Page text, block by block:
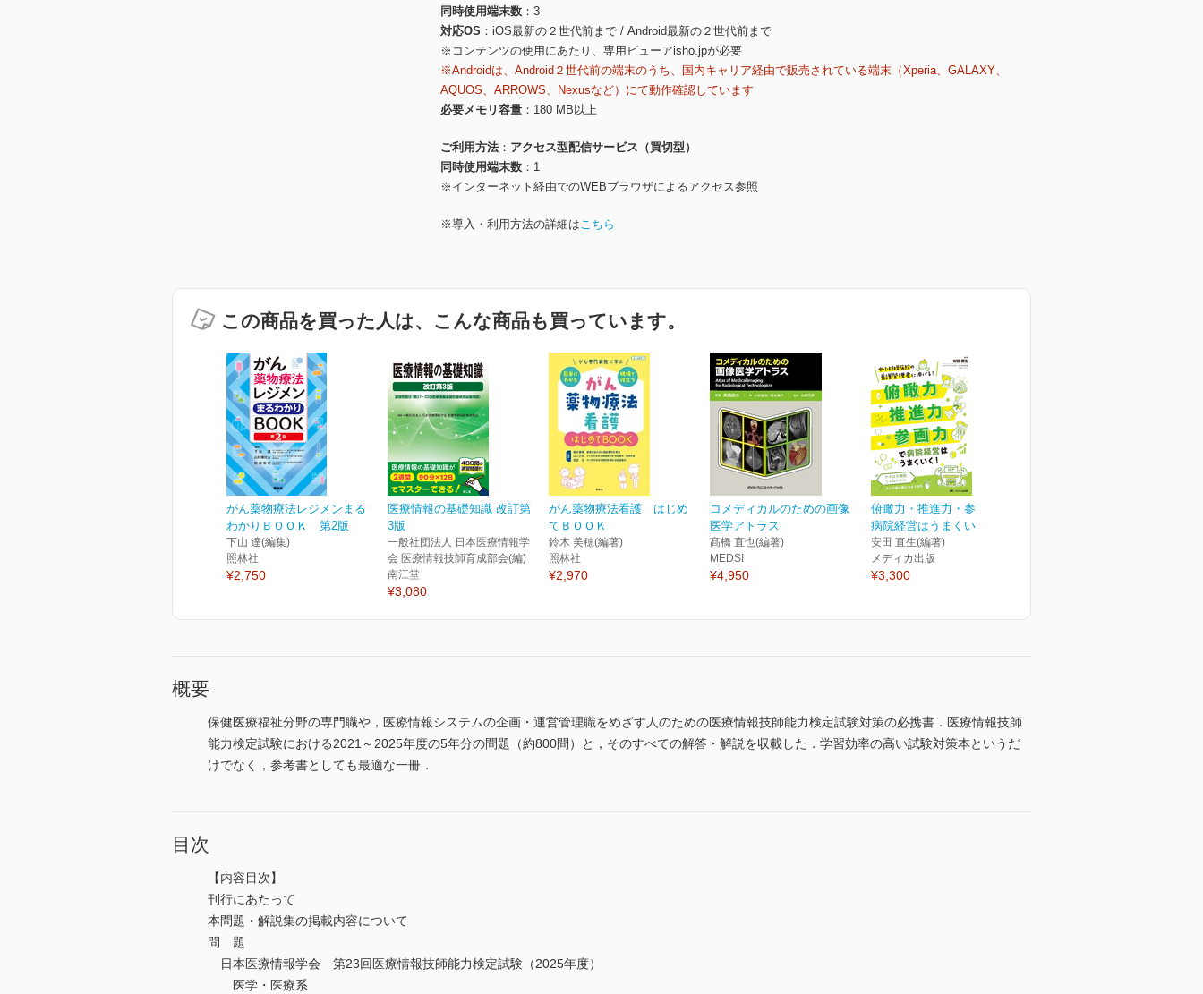
同時使用端末数
3
対応OS
iOS最新の２世代前まで / Android最新の２世代前まで
※コンテンツの使用にあたり、専用ビューアisho.jpが必要
※Androidは、Android２世代前の端末のうち、国内キャリア経由で販売されている端末（Xperia、GALAXY、
AQUOS、ARROWS、Nexusなど）にて動作確認しています
必要メモリ容量
180 MB以上
ご利用方法
アクセス型配信サービス（買切型）
同時使用端末数
1
※インターネット経由でのWEBブラウザによるアクセス参照
※導入・利用方法の詳細はこちら
この商品を買った人は、こんな商品も買っています。
がん薬物療法レジメンまる
わかりＢＯＯＫ 第2版
下山 達(編集)
照林社
¥2,750
医療情報の基礎知識 改訂第
3版
一般社団法人 日本医療情報学
会 医療情報技師育成部会(編)
南江堂
¥3,080
がん薬物療法看護 はじめ
てＢＯＯＫ
鈴木 美穂(編著)
照林社
¥2,970
コメディカルのための画像
医学アトラス
髙橋 直也(編著)
MEDSI
¥4,950
俯瞰力・推進力・参画力で
病院経営はうまくいく！
安田 直生(編著)
メディカ出版
¥3,300
概要
保健医療福祉分野の専門職や，医療情報システムの企画・運営管理職をめざす人のための医療情報技師能力検定試験対策の必携書．医療情報技師
能力検定試験における2021～2025年度の5年分の問題（約800問）と，そのすべての解答・解説を収載した．学習効率の高い試験対策本というだ
けでなく，参考書としても最適な一冊．
目次
【内容目次】
刊行にあたって
本問題・解説集の掲載内容について
問 題
日本医療情報学会 第23回医療情報技師能力検定試験（2025年度）
医学・医療系